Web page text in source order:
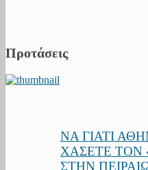
Προτάσεις
ΝΑ ΓΙΑΤΙ
ΧΑΣΕΤΕ ΤΟΝ
ΣΤΗΝ